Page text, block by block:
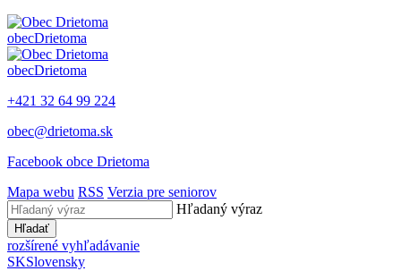
obecDrietoma
obecDrietoma
+421 32 64 99 224
obec@drietoma.sk
Facebook obce Drietoma
Mapa webu RSS Verzia pre seniorov
Hľadaný výraz
Hľadať
rozšírené vyhľadávanie
SKSlovensky